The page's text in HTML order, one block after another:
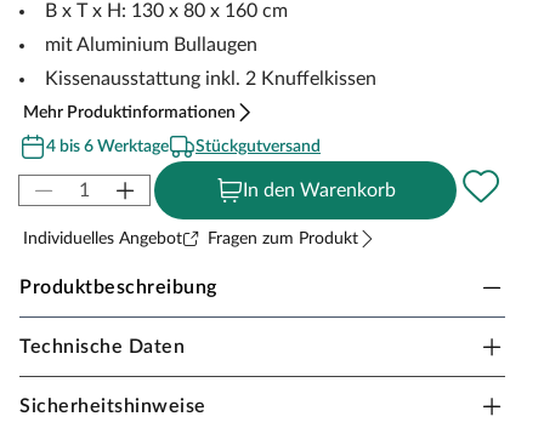
B x T x H: 130 x 80 x 160 cm
mit Aluminium Bullaugen
Kissenausstattung inkl. 2 Knuffelkissen
Mehr Produktinformationen
4 bis 6 Werktage
Stückgutversand
In den Warenkorb
Individuelles Angebot Fragen zum Produkt
Produktbeschreibung
deVries Pure Cliff XL Sun Strandkorb – Design
Technische Daten
Sicherheitshinweise